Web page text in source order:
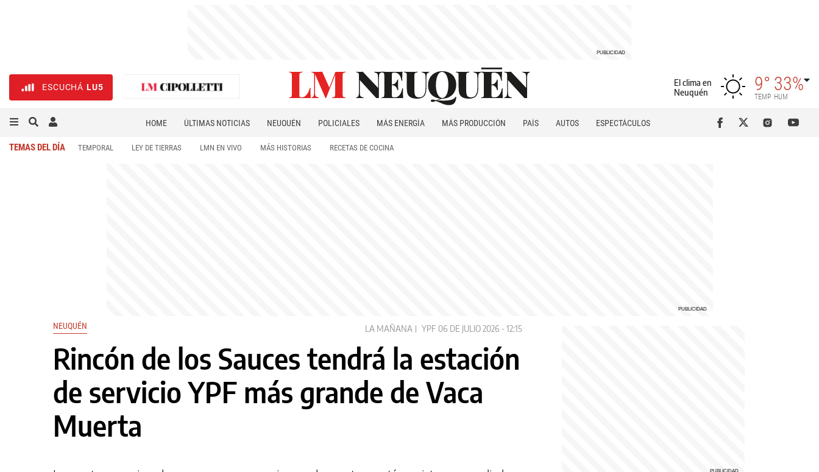
ESCUCHÁ LU5
El clima en
Neuquén
9°
TEMP
33%
HUM
HOME ÚLTIMAS NOTICIAS NEUQUÉN POLICIALES MÁS ENERGÍA MÁS PRODUCCIÓN PAÍS AUTOS
ESPECTÁCULOS
TEMAS DEL DÍA TEMPORAL LEY DE TIERRAS LMN EN VIVO MÁS HISTORIAS RECETAS DE COCINA
NEUQUÉN LA MAÑANA YPF 06 DE JULIO 2026 - 12:15
Rincón de los Sauces tendrá la estación
de servicio YPF más grande de Vaca
Muerta